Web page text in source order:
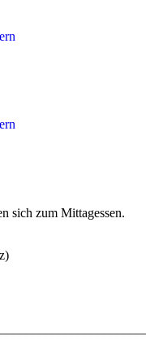
sich zum Mittagessen.